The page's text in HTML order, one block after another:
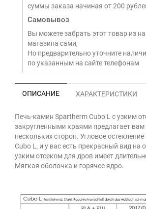
суммы заказа начиная от 200
Самовывоз
Вы можете забрать этот товар из
магазина сами,
Но предварительно уточните
по указанным на сайте телефонам
ОПИСАНИЕ ХАРАКТЕРИСТИКИ
Печь-камин Spartherm Cubo L с узким
закругленными краями предлагает вам
нескольких сторон. Угловое
Cubo L, и у вас есть прекрасный вид на
узким отсеком для дров имеет
Мягкая оболочка и горячее ядро.